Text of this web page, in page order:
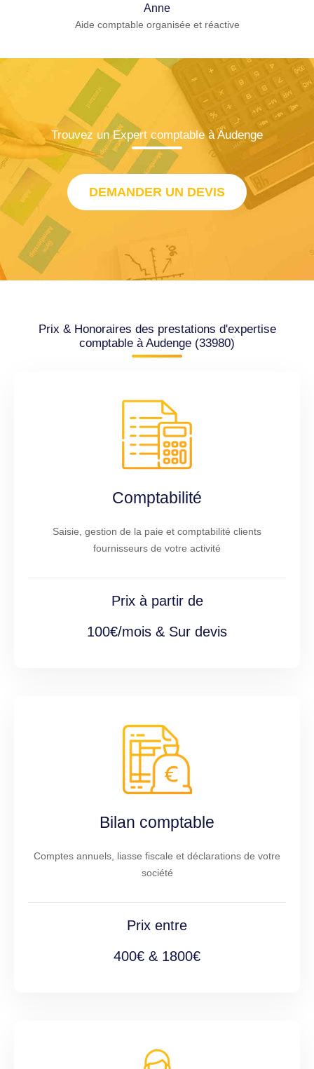
Anne
Aide comptable organisée et réactive
Trouvez un Expert comptable à Audenge
DEMANDER UN DEVIS
Prix & Honoraires des prestations d'expertise
comptable à Audenge (33980)
Comptabilité
Saisie, gestion de la paie et comptabilité clients
fournisseurs de votre activité
Prix à partir de
100€/mois & Sur devis
Bilan comptable
Comptes annuels, liasse fiscale et déclarations de votre
société
Prix entre
400€ & 1800€